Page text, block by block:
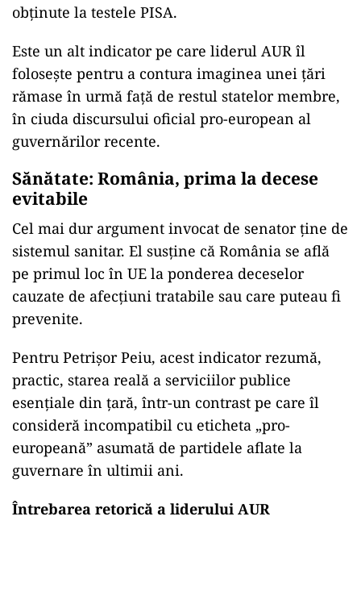
obţinute la testele PISA.
Este un alt indicator pe care liderul AUR îl
foloseşte pentru a contura imaginea unei ţări
rămase în urmă faţă de restul statelor membre,
în ciuda discursului oficial pro-european al
guvernărilor recente.
Sănătate: România, prima la decese
evitabile
Cel mai dur argument invocat de senator ține de
sistemul sanitar. El susţine că România se află
pe primul loc în UE la ponderea deceselor
cauzate de afecţiuni tratabile sau care puteau fi
prevenite.
Pentru Petrişor Peiu, acest indicator rezumă,
practic, starea reală a serviciilor publice
esenţiale din ţară, într-un contrast pe care îl
consideră incompatibil cu eticheta „pro-
europeană” asumată de partidele aflate la
guvernare în ultimii ani.
Întrebarea retorică a liderului AUR